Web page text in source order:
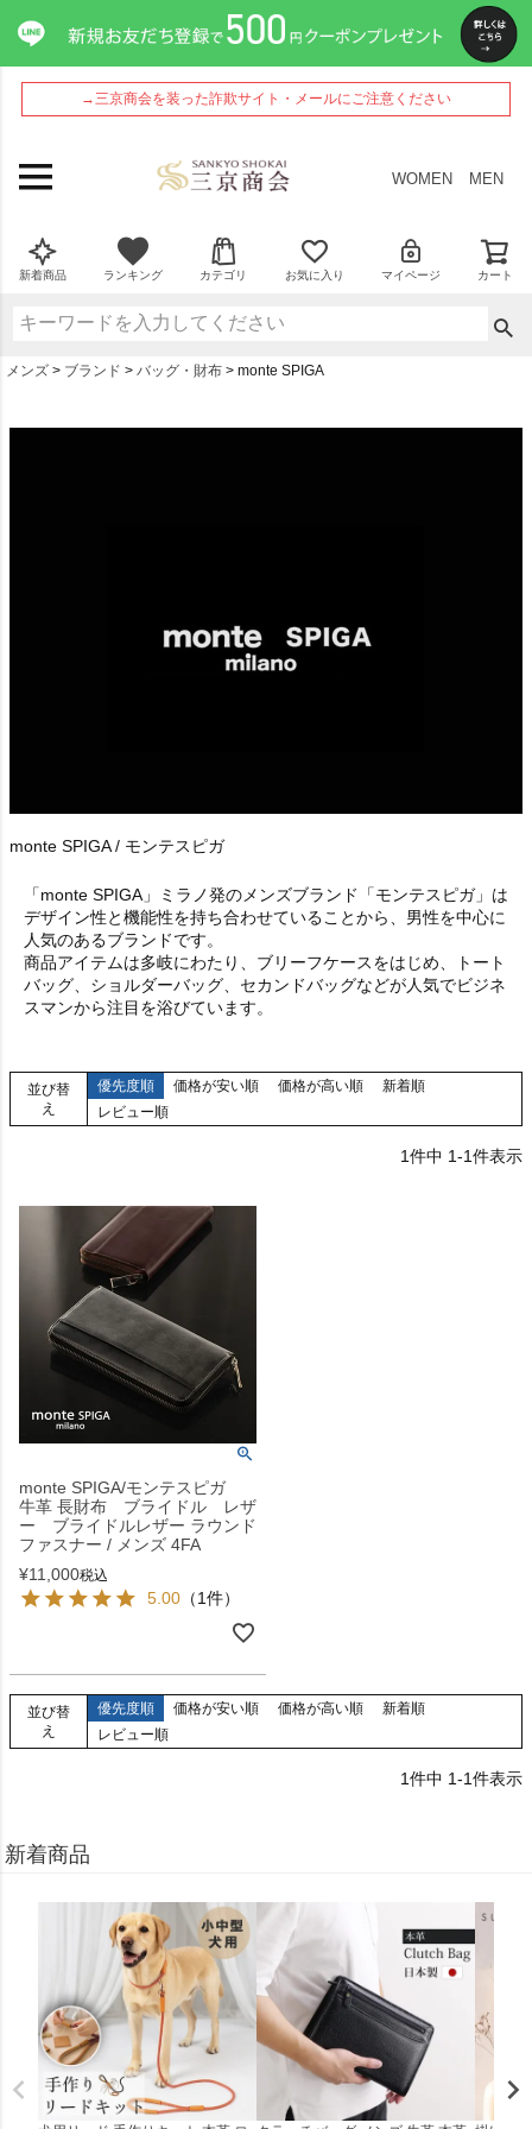
→三京商会を装った詐欺サイト・メールにご注意ください
WOMEN MEN
新着商品 ランキング カテゴリ お気に入り マイページ カート
メンズ ブランド バッグ・財布 monte SPIGA
monte SPIGA / モンテスピガ
「monte SPIGA」ミラノ発のメンズブランド「モンテスピガ」は
デザイン性と機能性を持ち合わせていることから、男性を中心に
人気のあるブランドです。
商品アイテムは多岐にわたり、ブリーフケースをはじめ、トート
バッグ、ショルダーバッグ、セカンドバッグなどが人気でビジネ
スマンから注目を浴びています。
並び替
え
優先度順 価格が安い順 価格が高い順
新着順
レビュー順
1件中 1-1件表示
monte SPIGA/モンテスピガ
牛革 長財布 ブライドル レザ
ー ブライドルレザー ラウンド
ファスナー / メンズ 4FA
¥11,000税込
5.00 （1件）
並び替
え
優先度順 価格が安い順 価格が高い順
新着順
レビュー順
1件中 1-1件表示
新着商品